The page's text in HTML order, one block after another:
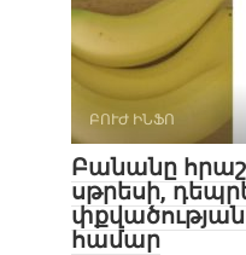
ԲՈՒԺ ԻՆՖՈ
Բանանը
սթրեսի,
փքվածության
համար